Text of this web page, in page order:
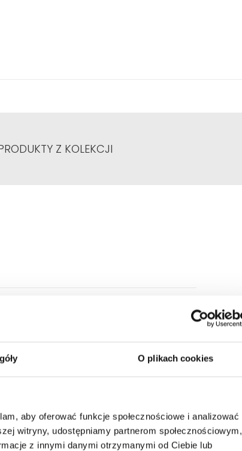
O plikach cookies
aby oferować funkcje społecznościowe i analizować
witryny, udostępniamy partnerom społecznościowym,
z innymi danymi otrzymanymi od Ciebie lub
Z KOLEKCJI
88-98 mm